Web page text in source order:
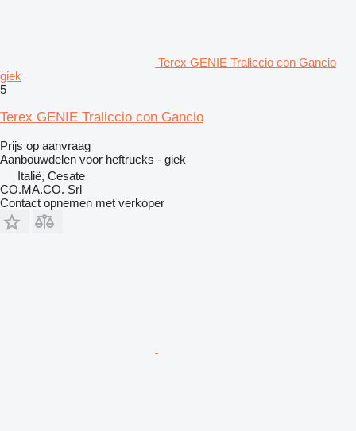
Terex GENIE Traliccio con Gancio
giek
5
Terex GENIE Traliccio con Gancio
Prijs op aanvraag
Aanbouwdelen voor heftrucks - giek
Italië, Cesate
CO.MA.CO. Srl
Contact opnemen met verkoper